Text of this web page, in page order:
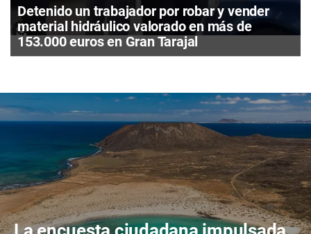
Detenido un trabajador por robar y vender
material hidráulico valorado en más de
153.000 euros en Gran Tarajal